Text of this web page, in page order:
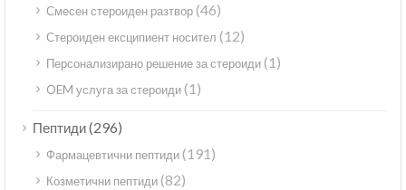
Смесен стероиден разтвор(46)
Стероиден ексципиент носител (12)
Персонализирано решение за стероиди(1)
OEM услуга за стероиди(1)
Пептиди(296)
Фармацевтични пептиди(191)
Козметични пептиди(82)